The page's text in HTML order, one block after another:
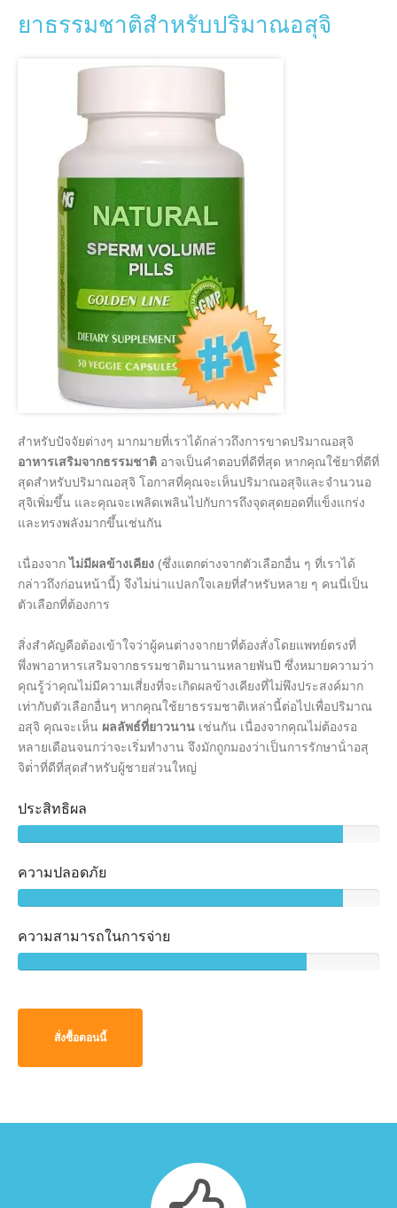
ยาธรรมชาติสําหรับปริมาณอสุจิ
สําหรับปัจจัยต่างๆ มากมายที่เราได้กล่าวถึงการขาดปริมาณอสุจิ
อาหารเสริมจากธรรมชาติ อาจเป็นคําตอบที่ดีที่สุด หากคุณใช้ยาที่ดีที่
สุดสําหรับปริมาณอสุจิ โอกาสที่คุณจะเห็นปริมาณอสุจิและจํานวนอ
สุจิเพิ่มขึ้น และคุณจะเพลิดเพลินไปกับการถึงจุดสุดยอดที่แข็งแกร่ง
และทรงพลังมากขึ้นเช่นกัน
เนื่องจากไม่มีผลข้างเคียง (ซึ่งแตกต่างจากตัวเลือกอื่น ๆ ที่เราได้
กล่าวถึงก่อนหน้านี้) จึงไม่น่าแปลกใจเลยที่สําหรับหลาย ๆ คนนี่เป็น
ตัวเลือกที่ต้องการ
สิ่งสําคัญคือต้องเข้าใจว่าผู้คนต่างจากยาที่ต้องสั่งโดยแพทย์ตรงที่
พึ่งพาอาหารเสริมจากธรรมชาติมานานหลายพันปี ซึ่งหมายความว่า
คุณรู้ว่าคุณไม่มีความเสี่ยงที่จะเกิดผลข้างเคียงที่ไม่พึงประสงค์มาก
เท่ากับตัวเลือกอื่นๆ หากคุณใช้ยาธรรมชาติเหล่านี้ต่อไปเพื่อปริมาณ
อสุจิ คุณจะเห็น ผลลัพธ์ที่ยาวนาน เช่นกัน เนื่องจากคุณไม่ต้องรอ
หลายเดือนจนกว่าจะเริ่มทํางาน จึงมักถูกมองว่าเป็นการรักษาน้ําอสุ
จิต่ําที่ดีที่สุดสําหรับผู้ชายส่วนใหญ่
ประสิทธิผล
ความปลอดภัย
ความสามารถในการจ่าย
สั่งซื้อตอนนี้